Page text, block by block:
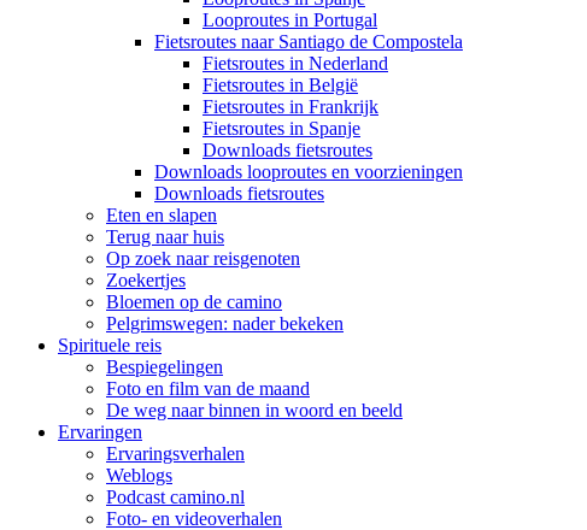
Looproutes in Portugal
Fietsroutes naar Santiago de Compostela
Fietsroutes in Nederland
Fietsroutes in België
Fietsroutes in Frankrijk
Fietsroutes in Spanje
Downloads fietsroutes
Downloads looproutes en voorzieningen
Downloads fietsroutes
Eten en slapen
Terug naar huis
Op zoek naar reisgenoten
Zoekertjes
Bloemen op de camino
Pelgrimswegen: nader bekeken
Spirituele reis
Bespiegelingen
Foto en film van de maand
De weg naar binnen in woord en beeld
Ervaringen
Ervaringsverhalen
Weblogs
Podcast camino.nl
Foto- en videoverhalen